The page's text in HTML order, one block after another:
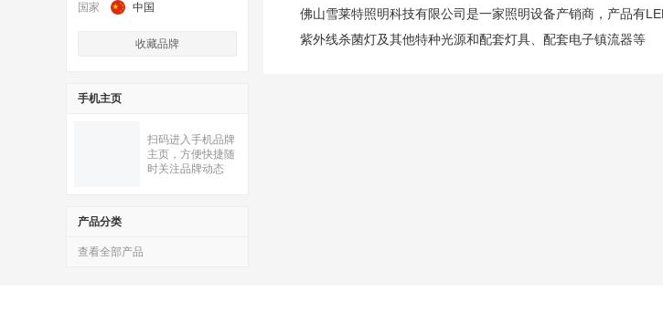
国家 中国
收藏品牌
手机主页
扫码进入手机品牌
主页，方便快捷随
时关注品牌动态
产品分类
查看全部产品
佛山雪莱特照明科技有限公司是一家照明设备产销商，产品有
紫外线杀菌灯及其他特种光源和配套灯具、配套电子镇流器等